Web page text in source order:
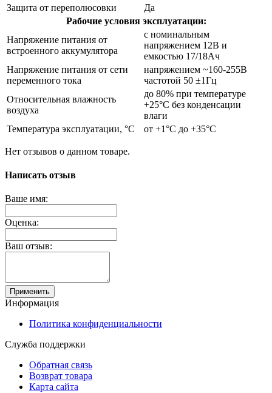
Защита от переполюсовки
Да
Рабочие условия эксплуатации:
Напряжение питания от
встроенного аккумулятора
с номинальным
напряжением 12В и
емкостью 17/18Ач
Напряжение питания от сети
переменного тока
напряжением ~160-255В
частотой 50 ±1Гц
Относительная влажность
воздуха
до 80% при температуре
+25°С без конденсации
влаги
Температура эксплуатации, °C
от +1°С до +35°С
Нет отзывов о данном товаре.
Написать отзыв
Ваше имя:
Оценка:
Ваш отзыв:
Применить
Информация
Политика конфиденциальности
Служба поддержки
Обратная связь
Возврат товара
Карта сайта